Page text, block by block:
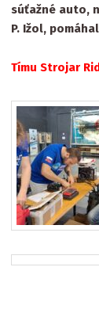
súťažné auto,
P. Ižol,
Tímu Strojar